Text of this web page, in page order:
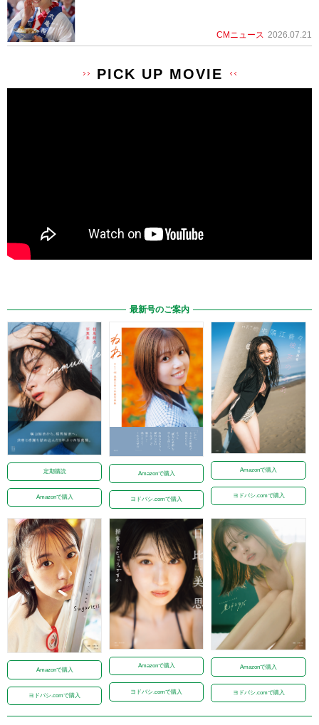
CMニュース 2026.07.21
PICK UP MOVIE
最新号のご案内
定期購読
Amazonで購入
Amazonで購入
ヨドバシ.comで購入
Amazonで購入
ヨドバシ.comで購入
Amazonで購入
ヨドバシ.comで購入
Amazonで購入
ヨドバシ.comで購入
Amazonで購入
ヨドバシ.comで購入